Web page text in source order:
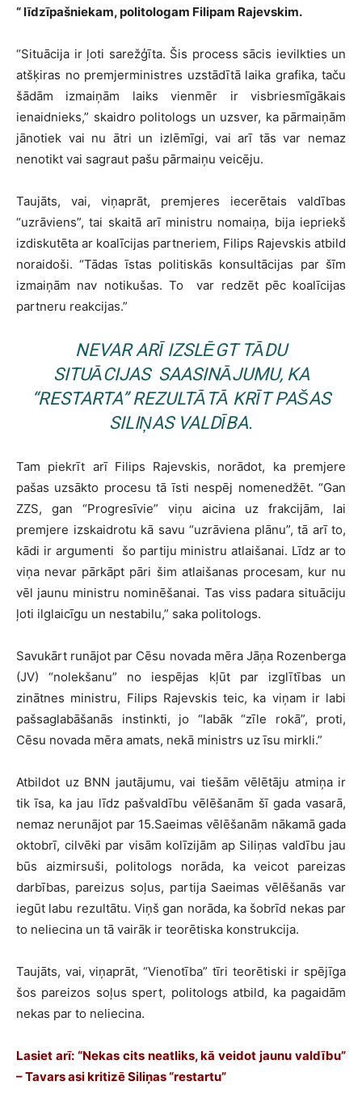
“ līdzīpašniekam, politologam Filipam Rajevskim.
“Situācija ir ļoti sarežģīta. Šis process sācis ievilkties un
atšķiras no premjerministres uzstādītā laika grafika, taču
šādām izmaiņām laiks vienmēr ir visbriesmīgākais
ienaidnieks,” skaidro politologs un uzsver, ka pārmaiņām
jānotiek vai nu ātri un izlēmīgi, vai arī tās var nemaz
nenotikt vai sagraut pašu pārmaiņu veicēju.
Taujāts, vai, viņaprāt, premjeres iecerētais valdības
“uzrāviens”, tai skaitā arī ministru nomaiņa, bija iepriekš
izdiskutēta ar koalīcijas partneriem, Filips Rajevskis atbild
noraidoši. “Tādas īstas politiskās konsultācijas par šīm
izmaiņām nav notikušas. To
var redzēt pēc koalīcijas
partneru reakcijas.”
NEVAR ARĪ IZSLĒGT TĀDU
SITUĀCIJAS SAASINĀJUMU, KA
“RESTARTA” REZULTĀTĀ KRĪT PAŠAS
SILIŅAS VALDĪBA.
Tam piekrīt arī Filips Rajevskis, norādot, ka premjere
pašas uzsākto procesu tā īsti nespēj nomenedžēt. “Gan
ZZS, gan “Progresīvie” viņu aicina uz frakcijām, lai
premjere izskaidrotu kā savu “uzrāviena plānu”, tā arī to,
kādi ir argumenti
šo partiju ministru atlaišanai. Līdz ar to
viņa nevar pārkāpt pāri šim atlaišanas procesam, kur nu
vēl jaunu ministru nominēšanai. Tas viss padara situāciju
ļoti ilglaicīgu un nestabilu,” saka politologs.
Savukārt runājot par Cēsu novada mēra Jāņa Rozenberga
(JV) “nolekšanu” no iespējas kļūt par izglītības un
zinātnes ministru, Filips Rajevskis teic, ka viņam ir labi
pašsaglabāšanās instinkti, jo “labāk “zīle rokā”, proti,
Cēsu novada mēra amats, nekā ministrs uz īsu mirkli.”
Atbildot uz BNN jautājumu, vai tiešām vēlētāju atmiņa ir
tik īsa, ka jau līdz pašvaldību vēlēšanām šī gada vasarā,
nemaz nerunājot par 15.Saeimas vēlēšanām nākamā gada
oktobrī, cilvēki par visām kolīzijām ap Siliņas valdību jau
būs aizmirsuši, politologs norāda, ka veicot pareizas
darbības, pareizus soļus, partija Saeimas vēlēšanās var
iegūt labu rezultātu. Viņš gan norāda, ka šobrīd nekas par
to neliecina un tā vairāk ir teorētiska konstrukcija.
Taujāts, vai, viņaprāt, “Vienotība” tīri teorētiski ir spējīga
šos pareizos soļus spert, politologs atbild, ka pagaidām
nekas par to neliecina.
Lasiet arī: “Nekas cits neatliks, kā veidot jaunu valdību”
– Tavars asi kritizē Siliņas “restartu”